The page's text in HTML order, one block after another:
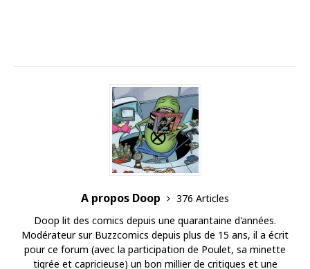
A propos Doop
376 Articles
Doop lit des comics depuis une quarantaine d'années.
Modérateur sur Buzzcomics depuis plus de 15 ans, il a écrit
pour ce forum (avec la participation de Poulet, sa minette
tigrée et capricieuse) un bon millier de critiques et une